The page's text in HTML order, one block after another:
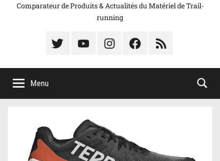
Comparateur de Produits & Actualités du Matériel de Trail-
running
Élément
menu
Élément
menu
Élément
menu
Élément
menu
Élément
menu
Menu